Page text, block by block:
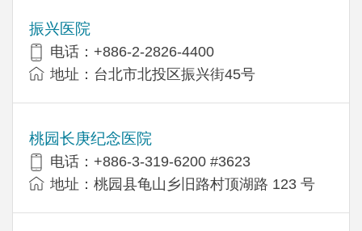
振兴医院
电话：+886-2-2826-4400
地址：台北市北投区振兴街45号
桃园长庚纪念医院
电话：+886-3-319-6200 #3623
地址：桃园县龟山乡旧路村顶湖路 123 号